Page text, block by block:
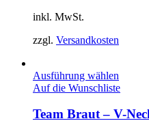
inkl. MwSt.
zzgl. Versandkosten
Ausführung wählen
Auf die Wunschliste
Team Braut – V-